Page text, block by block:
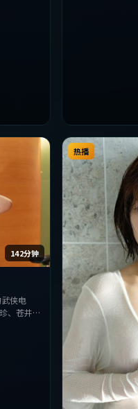
142分钟
侠电
、苍井
合喜欢
热播